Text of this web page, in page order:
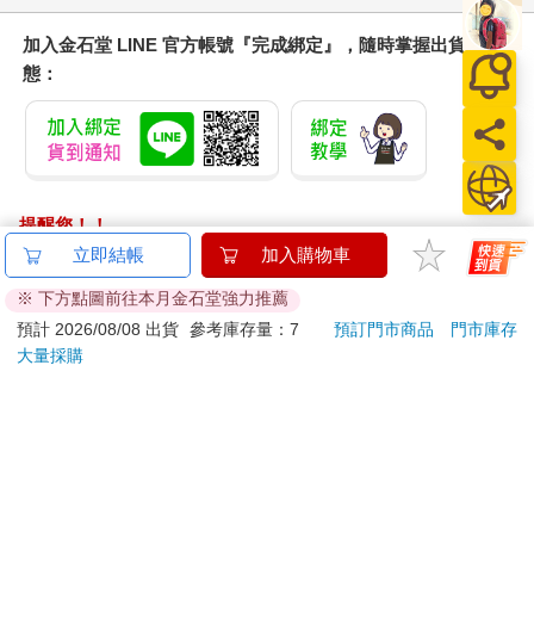
加入金石堂 LINE 官方帳號『完成綁定』，隨時掌握出貨動
態：
提醒您！！
金石堂及銀行均不會請您操作ATM! 如接獲電話要求您前往
ATM提款機，請不要聽從指示，以免受騙上當！
退換貨須知：
**提醒您，鑑賞期不等於試用期，退回商品須為全新狀態**
立即結帳 加入購物車
※ 下方點圖前往本月金石堂強力推薦
預計 2026/08/08 出貨 參考庫存量：7 預訂門市商品
門市庫存
大量採購